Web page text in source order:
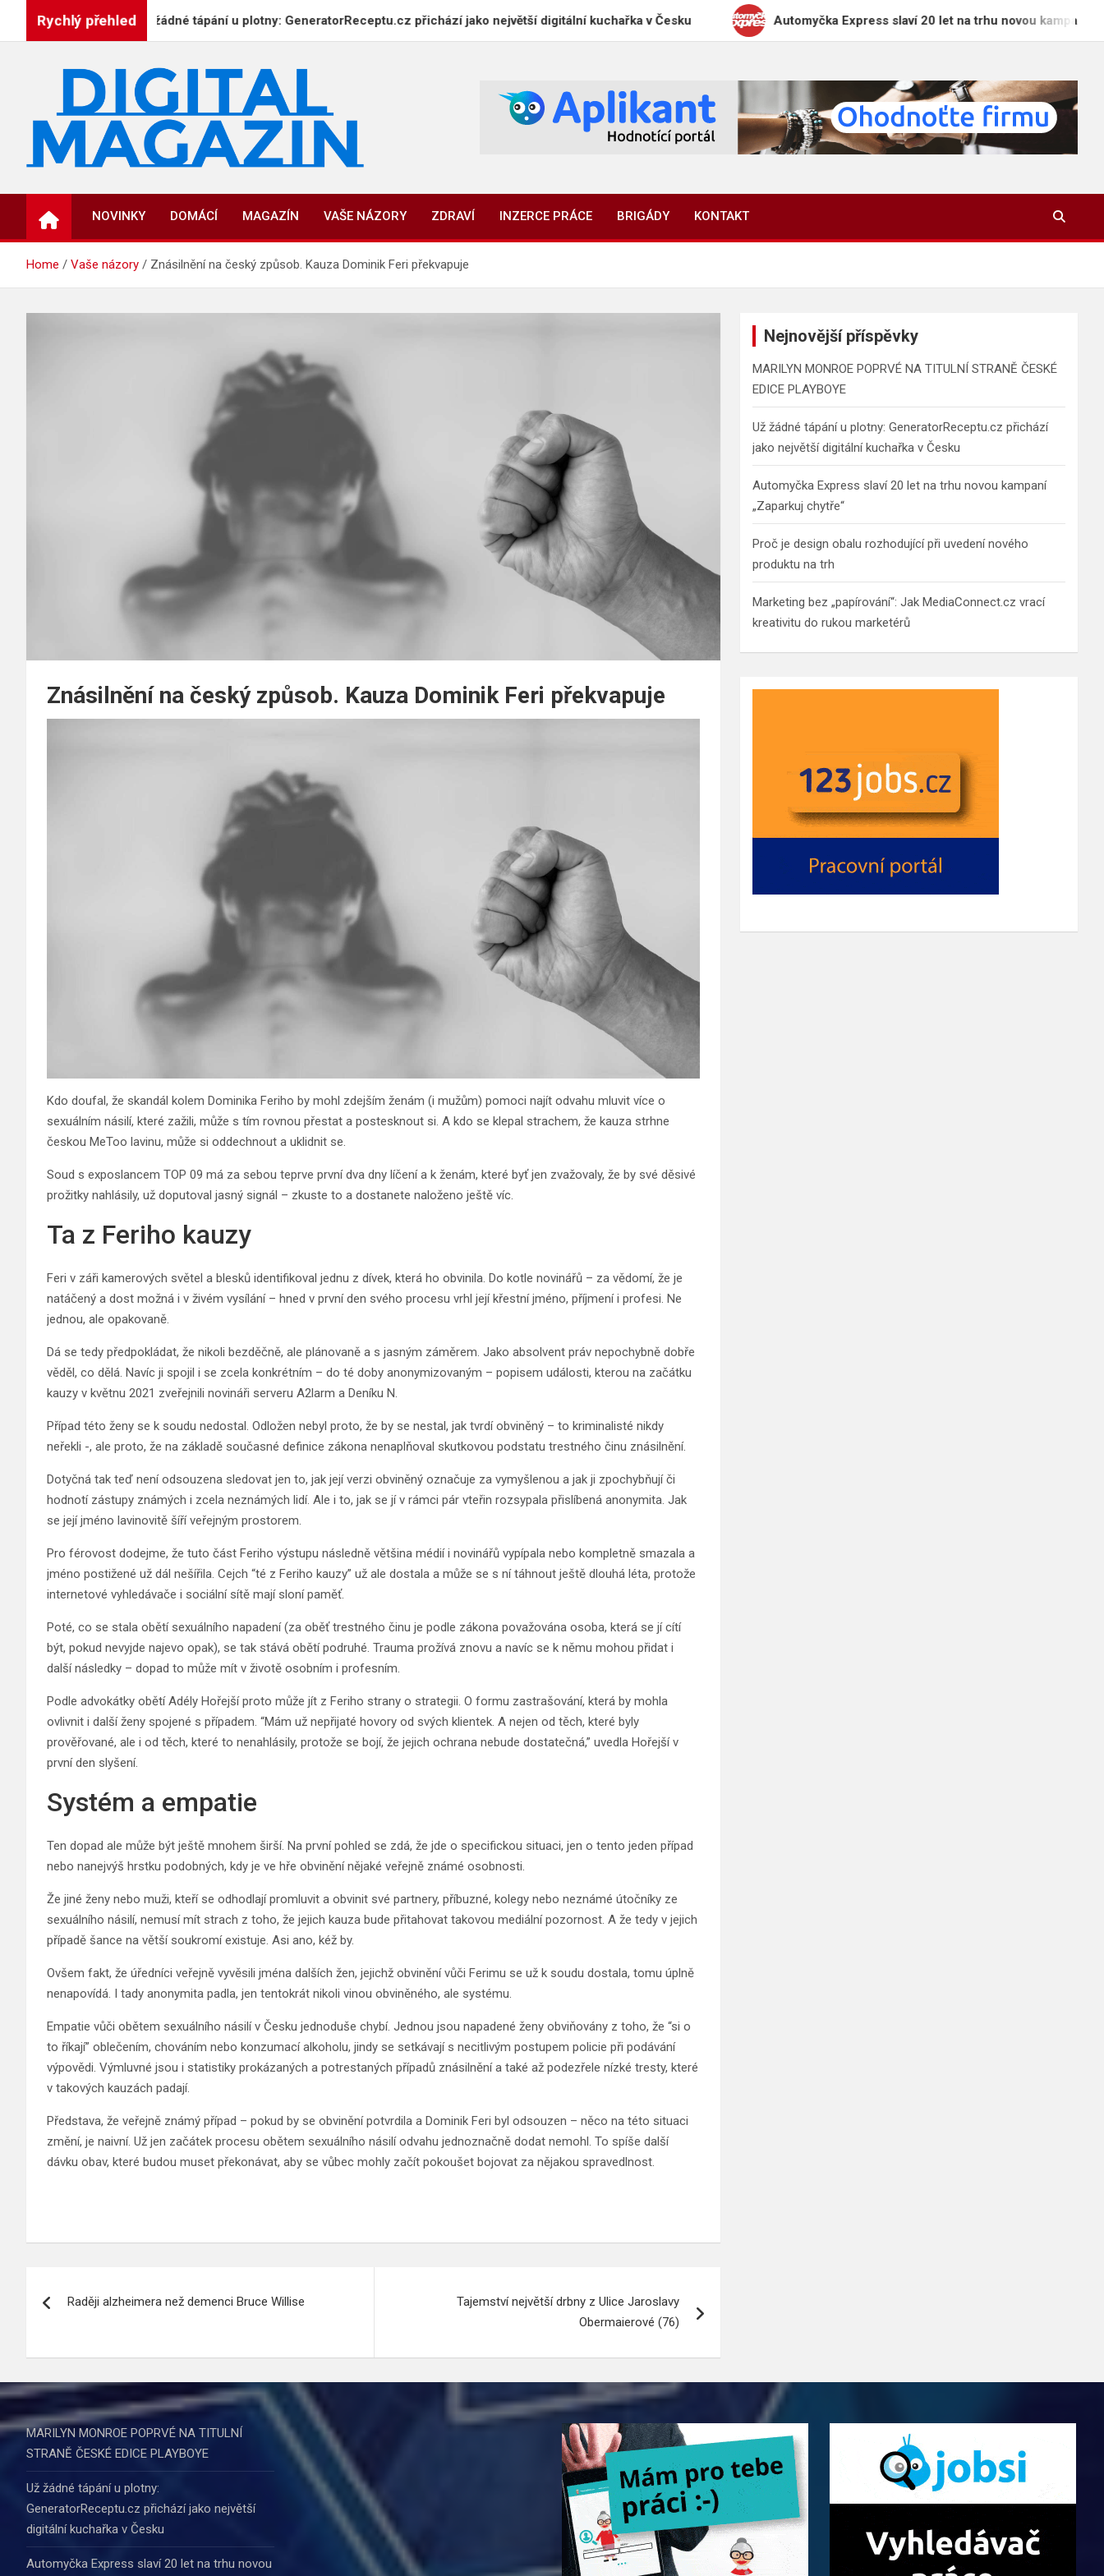
Rychlý přehledUž žádné tápání u plotny: GeneratorReceptu.cz přichází jako největší digitální kuchařka v Česku Automyčka Express slaví 20 let na trhu novou kampaní „Zaparkuj
DigitalMagazin.cz
NOVINKY DOMÁCÍ MAGAZÍN VAŠE NÁZORY ZDRAVÍ INZERCE PRÁCE BRIGÁDY KONTAKT
Home Vaše názory Znásilnění na český způsob. Kauza Dominik Feri překvapuje
Znásilnění na český způsob. Kauza Dominik Feri překvapuje
Kdo doufal, že skandál kolem Dominika Feriho by mohl zdejším ženám (i mužům) pomoci najít odvahu mluvit více o
sexuálním násilí, které zažili, může s tím rovnou přestat a postesknout si. A kdo se klepal strachem, že kauza strhne
českou MeToo lavinu, může si oddechnout a uklidnit se.
Soud s exposlancem TOP 09 má za sebou teprve první dva dny líčení a k ženám, které byť jen zvažovaly, že by své děsivé
prožitky nahlásily, už doputoval jasný signál – zkuste to a dostanete naloženo ještě víc.
Ta z Feriho kauzy
Feri v záři kamerových světel a blesků identifikoval jednu z dívek, která ho obvinila. Do kotle novinářů – za vědomí, že je
natáčený a dost možná i v živém vysílání – hned v první den svého procesu vrhl její křestní jméno, příjmení i profesi. Ne
jednou, ale opakovaně.
Dá se tedy předpokládat, že nikoli bezděčně, ale plánovaně a s jasným záměrem. Jako absolvent práv nepochybně dobře
věděl, co dělá. Navíc ji spojil i se zcela konkrétním – do té doby anonymizovaným – popisem události, kterou na začátku
kauzy v květnu 2021 zveřejnili novináři serveru A2larm a Deníku N.
Případ této ženy se k soudu nedostal. Odložen nebyl proto, že by se nestal, jak tvrdí obviněný – to kriminalisté nikdy
neřekli -, ale proto, že na základě současné definice zákona nenaplňoval skutkovou podstatu trestného činu znásilnění.
Dotyčná tak teď není odsouzena sledovat jen to, jak její verzi obviněný označuje za vymyšlenou a jak ji zpochybňují či
hodnotí zástupy známých i zcela neznámých lidí. Ale i to, jak se jí v rámci pár vteřin rozsypala přislíbená anonymita. Jak
se její jméno lavinovitě šíří veřejným prostorem.
Pro férovost dodejme, že tuto část Feriho výstupu následně většina médií i novinářů vypípala nebo kompletně smazala a
jméno postižené už dál nešířila. Cejch “té z Feriho kauzy” už ale dostala a může se s ní táhnout ještě dlouhá léta, protože
internetové vyhledávače i sociální sítě mají sloní paměť.
Poté, co se stala obětí sexuálního napadení (za oběť trestného činu je podle zákona považována osoba, která se jí cítí
být, pokud nevyjde najevo opak), se tak stává obětí podruhé. Trauma prožívá znovu a navíc se k němu mohou přidat i
další následky – dopad to může mít v životě osobním i profesním.
Podle advokátky obětí Adély Hořejší proto může jít z Feriho strany o strategii. O formu zastrašování, která by mohla
ovlivnit i další ženy spojené s případem. “Mám už nepřijaté hovory od svých klientek. A nejen od těch, které byly
prověřované, ale i od těch, které to nenahlásily, protože se bojí, že jejich ochrana nebude dostatečná,” uvedla Hořejší v
první den slyšení.
Systém a empatie
Ten dopad ale může být ještě mnohem širší. Na první pohled se zdá, že jde o specifickou situaci, jen o tento jeden případ
nebo nanejvýš hrstku podobných, kdy je ve hře obvinění nějaké veřejně známé osobnosti.
Že jiné ženy nebo muži, kteří se odhodlají promluvit a obvinit své partnery, příbuzné, kolegy nebo neznámé útočníky ze
sexuálního násilí, nemusí mít strach z toho, že jejich kauza bude přitahovat takovou mediální pozornost. A že tedy v jejich
případě šance na větší soukromí existuje. Asi ano, kéž by.
Ovšem fakt, že úředníci veřejně vyvěsili jména dalších žen, jejichž obvinění vůči Ferimu se už k soudu dostala, tomu úplně
nenapovídá. I tady anonymita padla, jen tentokrát nikoli vinou obviněného, ale systému.
Empatie vůči obětem sexuálního násilí v Česku jednoduše chybí. Jednou jsou napadené ženy obviňovány z toho, že “si o
to říkají” oblečením, chováním nebo konzumací alkoholu, jindy se setkávají s necitlivým postupem policie při podávání
výpovědi. Výmluvné jsou i statistiky prokázaných a potrestaných případů znásilnění a také až podezřele nízké tresty, které
v takových kauzách padají.
Představa, že veřejně známý případ – pokud by se obvinění potvrdila a Dominik Feri byl odsouzen – něco na této situaci
změní, je naivní. Už jen začátek procesu obětem sexuálního násilí odvahu jednoznačně dodat nemohl. To spíše další
dávku obav, které budou muset překonávat, aby se vůbec mohly začít pokoušet bojovat za nějakou spravedlnost.
pro
příspěvek
Raději alzheimera než demenci Bruce Willise
Tajemství největší drbny z Ulice Jaroslavy
Obermaierové (76)
Nejnovější příspěvky
MARILYN MONROE POPRVÉ NA TITULNÍ STRANĚ ČESKÉ
EDICE PLAYBOYE
Už žádné tápání u plotny: GeneratorReceptu.cz přichází
jako největší digitální kuchařka v Česku
Automyčka Express slaví 20 let na trhu novou kampaní
„Zaparkuj chytře“
Proč je design obalu rozhodující při uvedení nového
produktu na trh
Marketing bez „papírování“: Jak MediaConnect.cz vrací
kreativitu do rukou marketérů
MARILYN MONROE POPRVÉ NA TITULNÍ
STRANĚ ČESKÉ EDICE PLAYBOYE
Už žádné tápání u plotny:
GeneratorReceptu.cz přichází jako největší
digitální kuchařka v Česku
Automyčka Express slaví 20 let na trhu novou